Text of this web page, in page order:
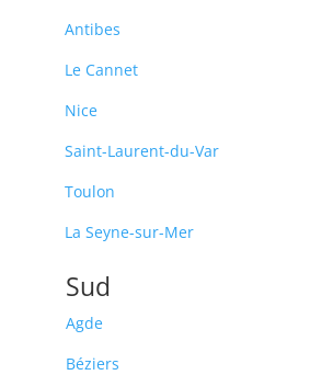
Antibes
Le Cannet
Nice
Saint-Laurent-du-Var
Toulon
La Seyne-sur-Mer
Sud
Agde
Béziers